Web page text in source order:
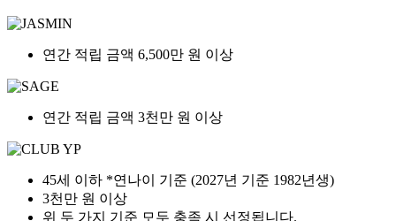
연간 적립 금액 6,500만 원 이상
연간 적립 금액 3천만 원 이상
45세 이하 *연나이 기준 (2027년 기준 1982년생)
3천만 원 이상
위 두 가지 기준 모두 충족 시 선정됩니다.